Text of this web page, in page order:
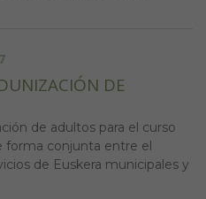
DE
de adultos para el curso
forma conjunta entre el
de Euskera municipales y